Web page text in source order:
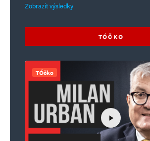
Zobrazit výsledky
TÓČKO
TÓčko